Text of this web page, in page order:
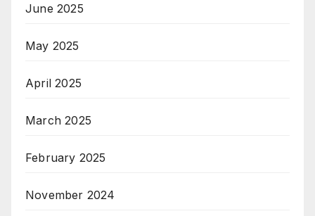
June 2025
May 2025
April 2025
March 2025
February 2025
November 2024